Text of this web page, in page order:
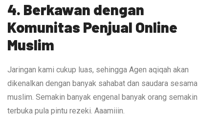
4. Berkawan dengan
Komunitas Penjual Online
Muslim
Jaringan kami cukup luas, sehingga Agen aqiqah akan
dikenalkan dengan banyak sahabat dan saudara sesama
muslim. Semakin banyak engenal banyak orang semakin
terbuka pula pintu rezeki. Aaamiiin.